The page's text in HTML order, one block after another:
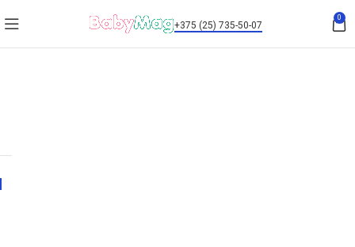
+375 (25) 735-50-07
0